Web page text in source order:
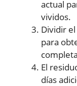
actual
vividos.
Dividir
para
El
días